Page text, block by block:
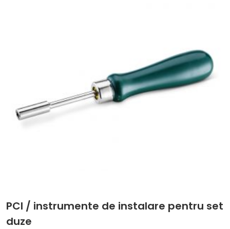
PCI / instrumente de instalare pentru set
duze